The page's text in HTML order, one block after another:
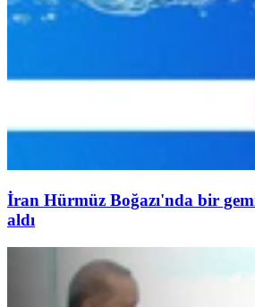
İran Hürmüz Boğazı'nda bir
aldı